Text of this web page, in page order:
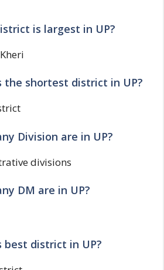
is largest in UP?
the shortest district in UP?
Division are in UP?
divisions
DM are in UP?
best district in UP?